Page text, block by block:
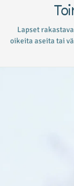
Lapset
oikeita aseita tai